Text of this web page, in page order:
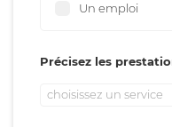
Un emploi
Précisez les
choisissez un service